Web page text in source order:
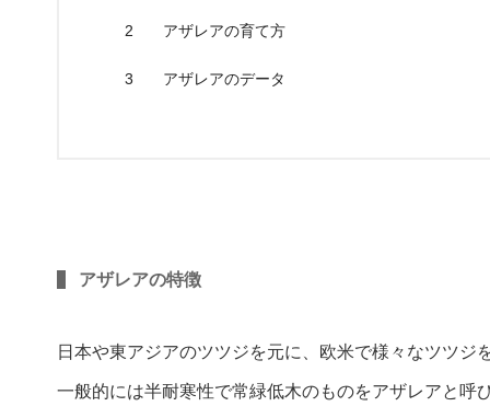
2 アザレアの育て方
3 アザレアのデータ
アザレアの特徴
日本や東アジアのツツジを元に、欧米で様々なツツジ
一般的には半耐寒性で常緑低木のものをアザレアと呼